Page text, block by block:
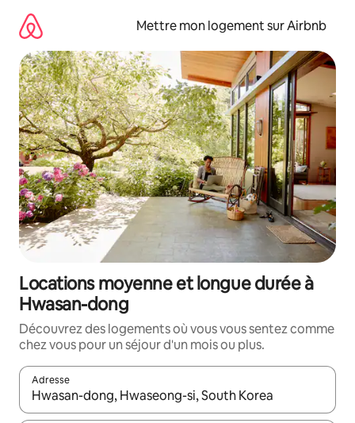
directement
contenu
Mettre mon logement sur Airbnb
Locations moyenne et longue durée à
Hwasan-dong
Découvrez des logements où vous vous sentez comme
chez vous pour un séjour d'un mois ou plus.
Adresse
Lorsque les résultats s'affichent, utilisez les flèches vers le